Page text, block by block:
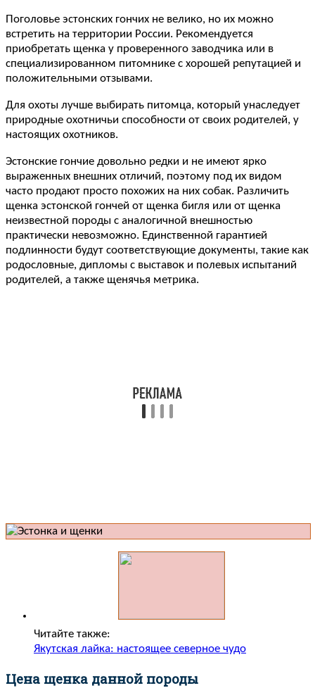
Поголовье эстонских гончих не велико, но их можно
встретить на территории России. Рекомендуется
приобретать щенка у проверенного заводчика или в
специализированном питомнике с хорошей репутацией и
положительными отзывами.
Для охоты лучше выбирать питомца, который унаследует
природные охотничьи способности от своих родителей, у
настоящих охотников.
Эстонские гончие довольно редки и не имеют ярко
выраженных внешних отличий, поэтому под их видом
часто продают просто похожих на них собак. Различить
щенка эстонской гончей от щенка бигля или от щенка
неизвестной породы с аналогичной внешностью
практически невозможно. Единственной гарантией
подлинности будут соответствующие документы, такие как
родословные, дипломы с выставок и полевых испытаний
родителей, а также щенячья метрика.
Читайте также:
Якутская лайка: настоящее северное чудо
Цена щенка данной породы